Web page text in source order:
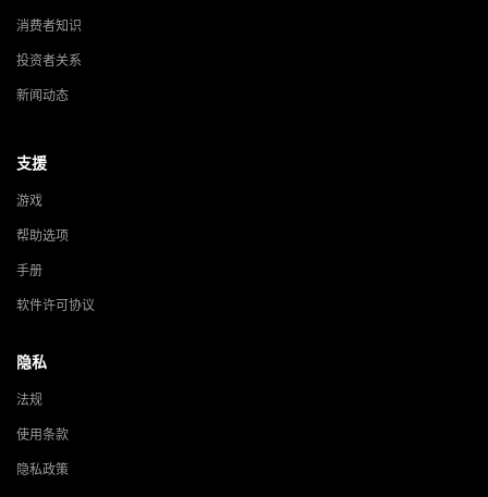
消费者知识
投资者关系
新闻动态
支援
游戏
帮助选项
手册
软件许可协议
隐私
法规
使用条款
隐私政策